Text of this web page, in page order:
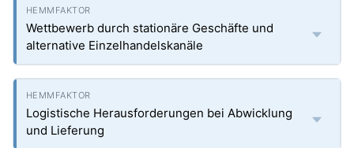
Wettbewerb durch stationäre Geschäfte und
alternative Einzelhandelskanäle
Logistische Herausforderungen bei Abwicklung
und Lieferung